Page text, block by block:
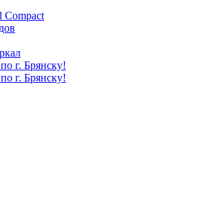
г. Брянску!
г. Брянску!